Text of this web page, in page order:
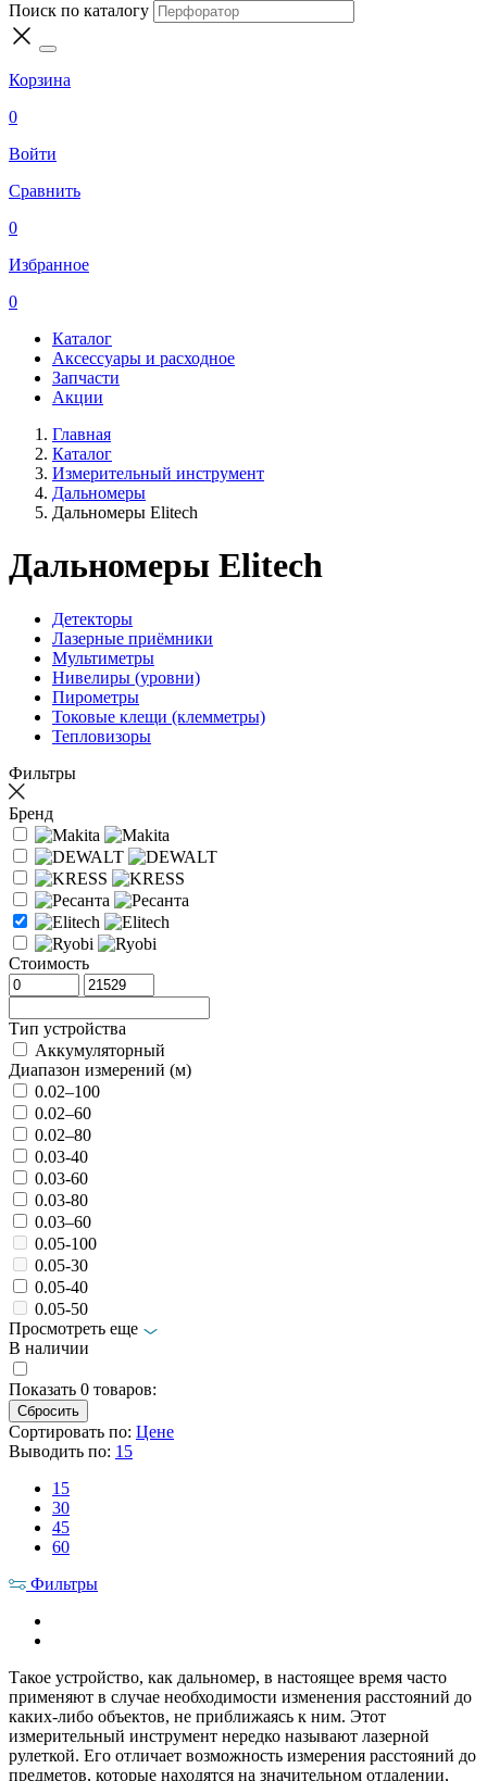
Поиск по каталогу
Корзина
0
Войти
Сравнить
0
Избранное
0
Каталог
Аксессуары и расходное
Запчасти
Акции
Главная
Каталог
Измерительный инструмент
Дальномеры
Дальномеры Elitech
Дальномеры Elitech
Детекторы
Лазерные приёмники
Мультиметры
Нивелиры (уровни)
Пирометры
Токовые клещи (клемметры)
Тепловизоры
Фильтры
Бренд
Стоимость
Тип устройства
Аккумуляторный
Диапазон измерений (м)
0.02–100
0.02–60
0.02–80
0.03-40
0.03-60
0.03-80
0.03–60
0.05-100
0.05-30
0.05-40
0.05-50
Просмотреть еще
В наличии
Показать 0 товаров:
Сортировать по: Цене
Выводить по: 15
15
30
45
60
Фильтры
Такое устройство, как дальномер, в настоящее время часто
применяют в случае необходимости изменения расстояний до
каких-либо объектов, не приближаясь к ним. Этот
измерительный инструмент нередко называют лазерной
рулеткой. Его отличает возможность измерения расстояний до
предметов, которые находятся на значительном отдалении,